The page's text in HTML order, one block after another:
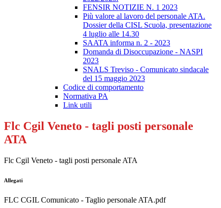
FENSIR NOTIZIE N. 1 2023
Più valore al lavoro del personale ATA.
Dossier della CISL Scuola, presentazione
4 luglio alle 14.30
SAATA informa n. 2 - 2023
Domanda di Disoccupazione - NASPI
2023
SNALS Treviso - Comunicato sindacale
del 15 maggio 2023
Codice di comportamento
Normativa PA
Link utili
Flc Cgil Veneto - tagli posti personale
ATA
Flc Cgil Veneto - tagli posti personale ATA
Allegati
FLC CGIL Comunicato - Taglio personale ATA.pdf